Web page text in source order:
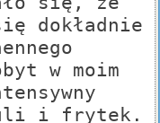
dokładnie
w moim
i frytek.